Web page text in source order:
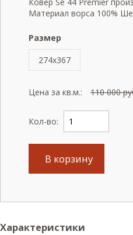
Материал ворса 100%
Размер
274x367
Цена за кв.м.: 110 000
Кол-во:
В корзину
Характеристики